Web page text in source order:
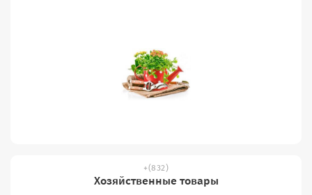
(832)
Хозяйственные товары